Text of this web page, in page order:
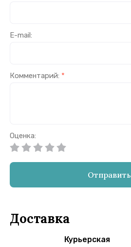
E-mail:
Комментарий: *
Оценка:
Отправить
Доставка
Курьерская